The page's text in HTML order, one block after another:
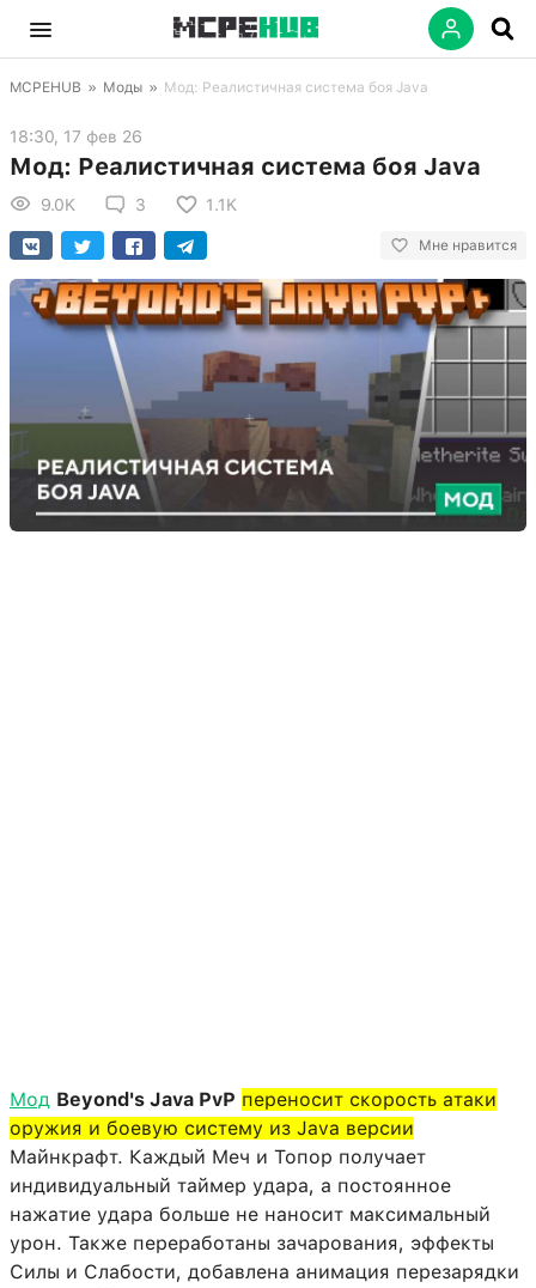
MCPEHUB » Моды » Мод: Реалистичная система боя Java
18:30, 17 фев 26
Мод: Реалистичная система боя Java
9.0K 3 1.1K
Мне нравится
Мод Beyond's Java PvP переносит скорость атаки
оружия и боевую систему из Java версии
Майнкрафт. Каждый Меч и Топор получает
индивидуальный таймер удара, а постоянное
нажатие удара больше не наносит максимальный
урон. Также переработаны зачарования, эффекты
Силы и Слабости, добавлена анимация перезарядки